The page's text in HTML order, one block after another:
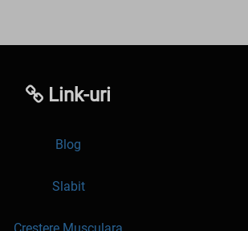
Link-uri
Blog
Slabit